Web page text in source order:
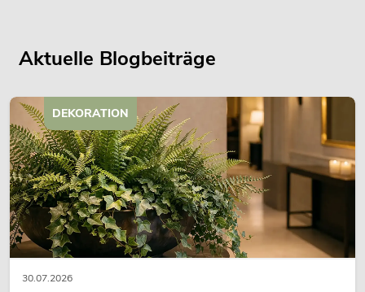
345,00€
Aktuelle Blogbeiträge
30.07.2026
DEKORATION